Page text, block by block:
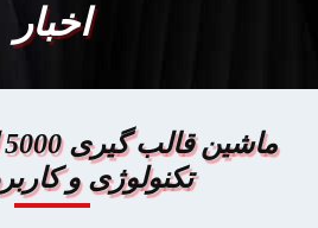
اخبار
تکنولوژی و